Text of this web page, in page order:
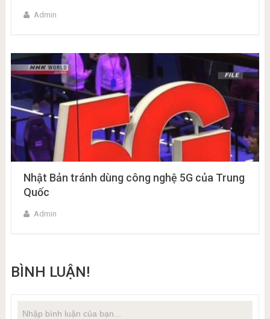
Admin
Nhật Bản tránh dùng công nghệ 5G của Trung
Quốc
Admin
BÌNH LUẬN!